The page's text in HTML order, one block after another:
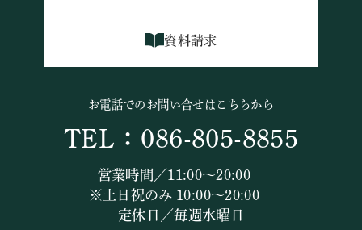
資料請求
お電話でのお問い合せはこちらから
TEL：086-805-8855
営業時間／11:00～20:00
※土日祝のみ 10:00～20:00
定休日／毎週水曜日